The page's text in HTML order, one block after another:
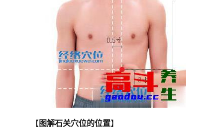
【图解石关穴位的位置】